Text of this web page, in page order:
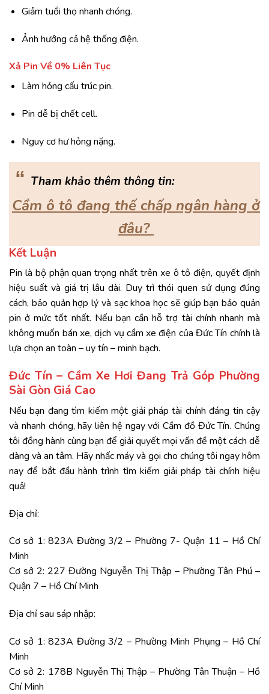
Giảm tuổi thọ nhanh chóng.
Ảnh hưởng cả hệ thống điện.
Xả Pin Về 0% Liên Tục
Làm hỏng cấu trúc pin.
Pin dễ bị chết cell.
Nguy cơ hư hỏng nặng.
“ Tham khảo thêm thông tin:
Cầm ô tô đang thế chấp ngân hàng ở
đâu?
Kết Luận
Pin là bộ phận quan trọng nhất trên xe ô tô điện, quyết định
hiệu suất và giá trị lâu dài. Duy trì thói quen sử dụng đúng
cách, bảo quản hợp lý và sạc khoa học sẽ giúp bạn bảo quản
pin ở mức tốt nhất. Nếu bạn cần hỗ trợ tài chính nhanh mà
không muốn bán xe, dịch vụ cầm xe điện của Đức Tín chính là
lựa chọn an toàn – uy tín – minh bạch.
Đức Tín – Cầm Xe Hơi Đang Trả Góp Phường
Sài Gòn Giá Cao
Nếu bạn đang tìm kiếm một giải pháp tài chính đáng tin cậy
và nhanh chóng, hãy liên hệ ngay với Cầm đồ Đức Tín. Chúng
tôi đồng hành cùng bạn để giải quyết mọi vấn đề một cách dễ
dàng và an tâm. Hãy nhấc máy và gọi cho chúng tôi ngay hôm
nay để bắt đầu hành trình tìm kiếm giải pháp tài chính hiệu
quả!
Địa chỉ:
Cơ sở 1: 823A Đường 3/2 – Phường 7- Quận 11 – Hồ Chí
Minh
Cơ sở 2: 227 Đường Nguyễn Thị Thập – Phường Tân Phú –
Quận 7 – Hồ Chí Minh
Địa chỉ sau sáp nhập:
Cơ sở 1: 823A Đường 3/2 – Phường Minh Phụng – Hồ Chí
Minh
Cơ sở 2: 178B Nguyễn Thị Thập – Phường Tân Thuận – Hồ
Chí Minh